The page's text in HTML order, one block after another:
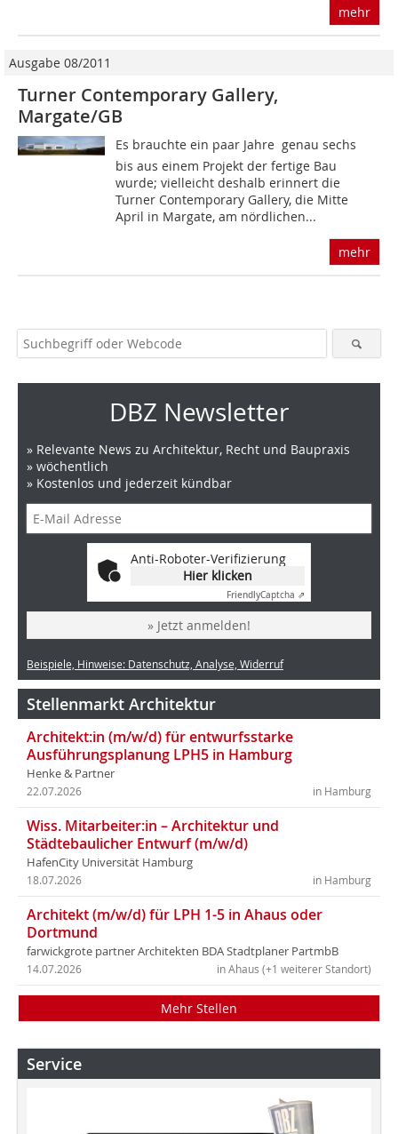
mehr
Ausgabe 08/2011
Turner Contemporary Gallery,
Margate/GB
Es brauchte ein paar Jahre  genau sechs 
bis aus einem Projekt der fertige Bau
wurde; vielleicht deshalb erinnert die
Turner Contemporary Gallery, die Mitte
April in Margate, am nördlichen...
mehr
DBZ Newsletter
» Relevante News zu Architektur, Recht und Baupraxis
» wöchentlich
» Kostenlos und jederzeit kündbar
Anti-Roboter-Verifizierung
Hier klicken
FriendlyCaptcha ⇗
» Jetzt anmelden!
Beispiele, Hinweise: Datenschutz, Analyse, Widerruf
Stellenmarkt Architektur
Architekt:in (m/w/d) für entwurfsstarke
Ausführungsplanung LPH5 in Hamburg
Henke & Partner
in Hamburg
22.07.2026
Wiss. Mitarbeiter:in – Architektur und
Städtebaulicher Entwurf (m/w/d)
HafenCity Universität Hamburg
in Hamburg
18.07.2026
Architekt (m/w/d) für LPH 1-5 in Ahaus oder
Dortmund
farwickgrote partner Architekten BDA Stadtplaner PartmbB
in Ahaus (+1 weiterer Standort)
14.07.2026
Mehr Stellen
Service